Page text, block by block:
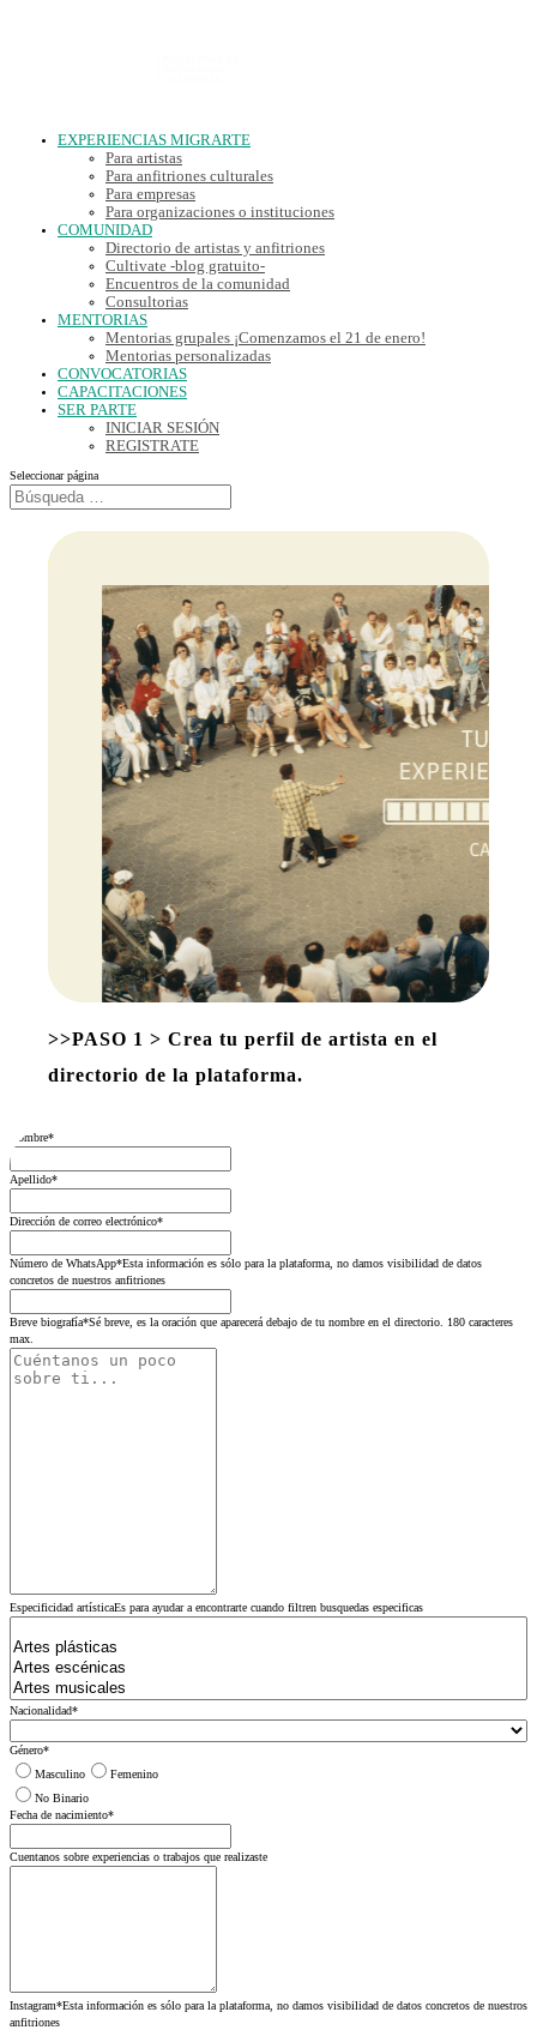
EXPERIENCIAS MIGRARTE
Para artistas
Para anfitriones culturales
Para empresas
Para organizaciones o instituciones
COMUNIDAD
Directorio de artistas y anfitriones
Cultivate -blog gratuito-
Encuentros de la comunidad
Consultorias
MENTORIAS
Mentorias grupales ¡Comenzamos el 21 de enero!
Mentorias personalizadas
CONVOCATORIAS
CAPACITACIONES
SER PARTE
INICIAR SESIÓN
REGISTRATE
Seleccionar página
>>PASO 1 > Crea tu perfil de artista en el
directorio de la plataforma.
Nombre*
Apellido*
Dirección de correo electrónico*
Número de WhatsApp*Esta información es sólo para la plataforma, no damos visibilidad de datos
concretos de nuestros anfitriones
Breve biografía*Sé breve, es la oración que aparecerá debajo de tu nombre en el directorio. 180 caracteres
max.
Especificidad artísticaEs para ayudar a encontrarte cuando filtren busquedas especificas
Nacionalidad*
Género*
Masculino
Femenino
No Binario
Fecha de nacimiento*
Cuentanos sobre experiencias o trabajos que realizaste
Instagram*Esta información es sólo para la plataforma, no damos visibilidad de datos concretos de nuestros
anfitriones